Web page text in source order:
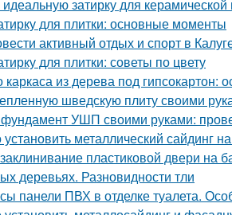
идеальную затирку для
для плитки: основные моменты
активный отдых и спорт в
для плитки: советы по цвету
каркаса из дерева под
шведскую плиту своими
фундамент УШП своими руками:
установить металлический сайдинг
пластиковой двери на
деревьях. Разновидности тли
панели ПВХ в отделке туалета.